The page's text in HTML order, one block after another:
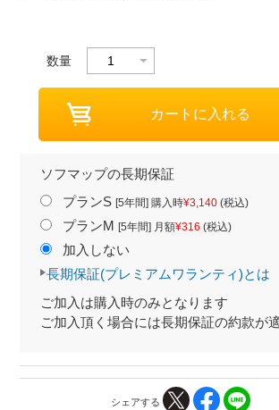
数量
ソフマップの長期保証
プランS [5年間] 購入時¥3,140(税込)
プランM [5年間] 月額¥316 (税込)
加入しない
長期保証(プレミアムワランティ)とは
ご加入は購入時のみとなります
ご加入頂く場合には長期保証の約款が
シェアする